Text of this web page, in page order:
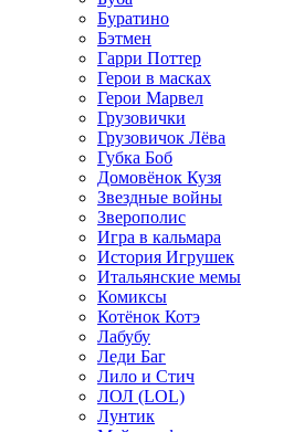
Буратино
Бэтмен
Гарри Поттер
Герои в масках
Герои Марвел
Грузовички
Грузовичок Лёва
Губка Боб
Домовёнок Кузя
Звездные войны
Зверополис
Игра в кальмара
История Игрушек
Итальянские мемы
Комиксы
Котёнок Котэ
Лабубу
Леди Баг
Лило и Стич
ЛОЛ (LOL)
Лунтик